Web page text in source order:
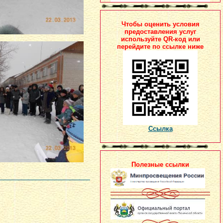
Чтобы оценить условия
предоставления услуг
используйте QR-код или
перейдите по ссылке ниже
Ссылка
Полезные ссылки